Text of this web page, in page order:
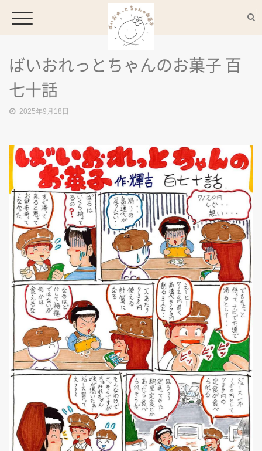
MENU
ACCESS
NEWS
マンガ
ばいおれっとちゃんのお菓子 百
七十話
2025年9月18日